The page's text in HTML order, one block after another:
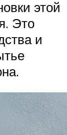
этой
Это
и